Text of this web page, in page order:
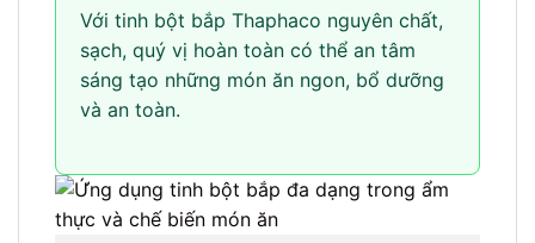
Với tinh bột bắp Thaphaco nguyên chất,
sạch, quý vị hoàn toàn có thể an tâm
sáng tạo những món ăn ngon, bổ dưỡng
và an toàn.